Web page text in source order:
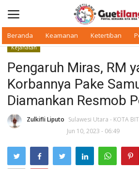
Beranda Keamanan Ketertiban
Beranda
Warkop Digital
Kejahatan
Pengaruh Miras, RM
Korbannya Pake
Diamankan Resmob
Zulkifli Liputo Sulawesi Utara - KOTA
Jun 10, 2023 - 06:49